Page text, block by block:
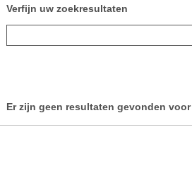
Verfijn uw zoekresultaten
Er zijn geen resultaten gevonden voor